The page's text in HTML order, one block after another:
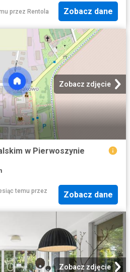
przez Rentola Zobacz dane
Zobacz zdjęcie
w Pierwoszynie
temu przez
Zobacz dane
Zobacz zdjęcie